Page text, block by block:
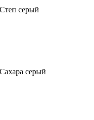
серый
серый